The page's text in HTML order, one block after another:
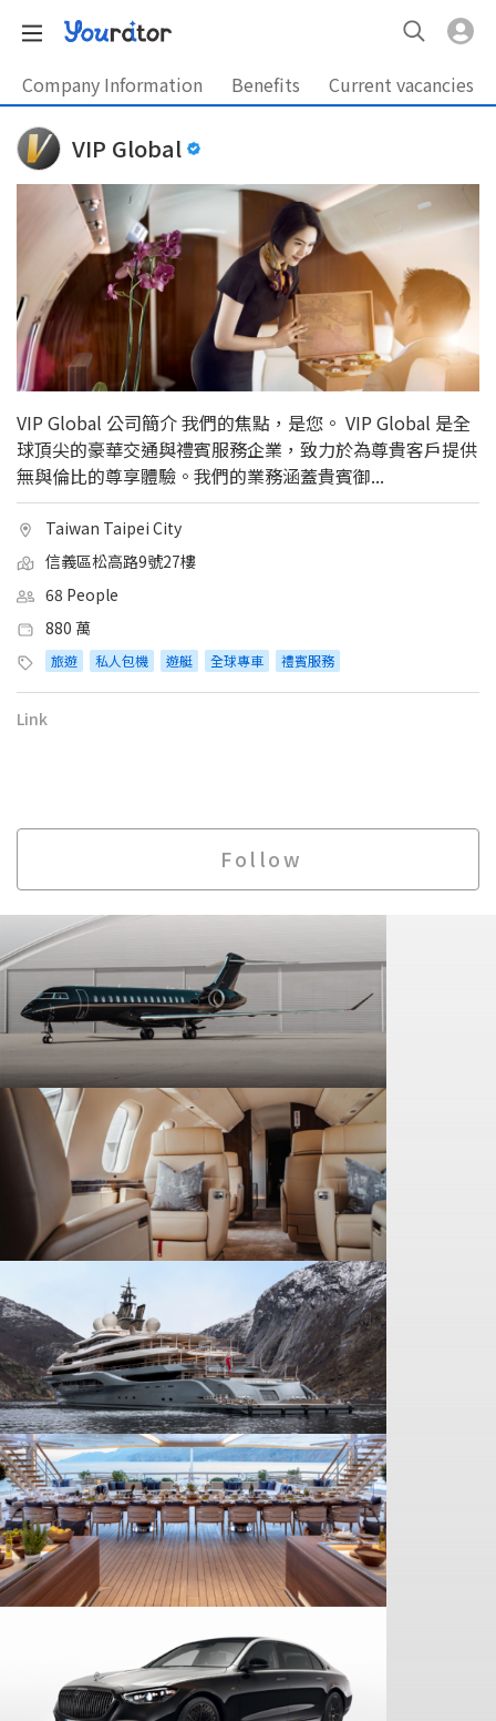
Company Information Benefits Current vacancies
VIP Global
VIP Global 公司簡介 我們的焦點，是您。 VIP Global 是全
球頂尖的豪華交通與禮賓服務企業，致力於為尊貴客戶提供
無與倫比的尊享體驗。我們的業務涵蓋貴賓御...
Taiwan Taipei City
信義區松高路9號27樓
68 People
880 萬
旅遊 私人包機 遊艇 全球專車 禮賓服務
Link
Follow